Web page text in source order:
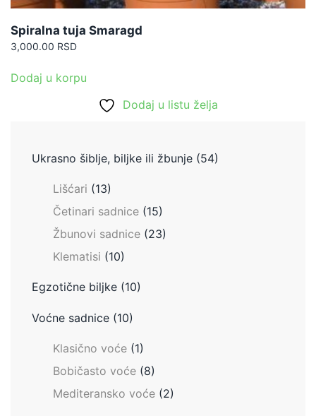
Spiralna tuja Smaragd
3,000.00 RSD
Dodaj u korpu
Dodaj u listu želja
Ukrasno šiblje, biljke ili žbunje (54)
Lišćari (13)
Četinari sadnice (15)
Žbunovi sadnice (23)
Klematisi (10)
Egzotične biljke (10)
Voćne sadnice (10)
Klasično voće (1)
Bobičasto voće (8)
Mediteransko voće (2)